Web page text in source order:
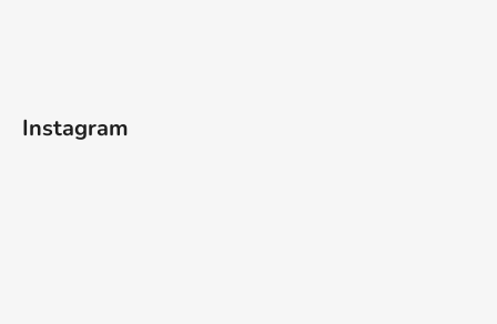
Instagram